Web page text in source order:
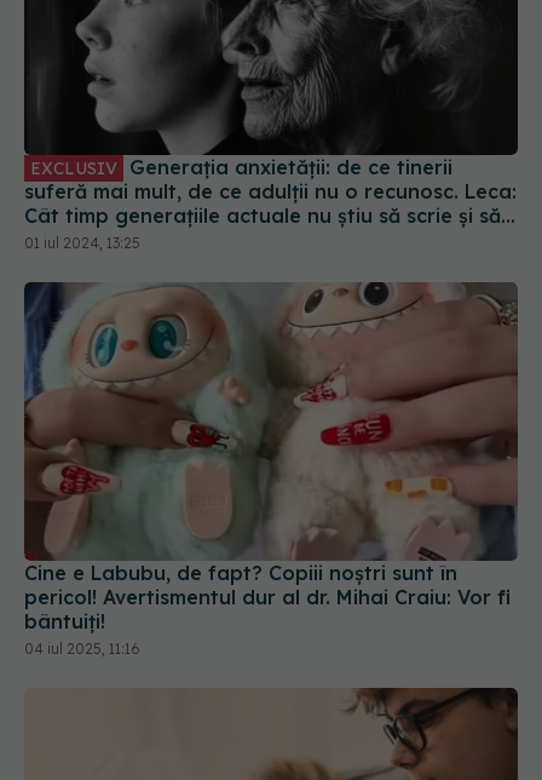
EXCLUSIV
suferă mai mult, de ce adulții nu o recunosc. Leca:
Cât timp generațiile actuale nu știu să scrie și să
citească în limba română, lupta e la poli diferiți
de putere
01 iul 2024, 13:25
Cine e Labubu, de fapt? Copiii noștri sunt în
pericol! Avertismentul dur al dr. Mihai Craiu: Vor fi
bântuiți!
04 iul 2025, 11:16